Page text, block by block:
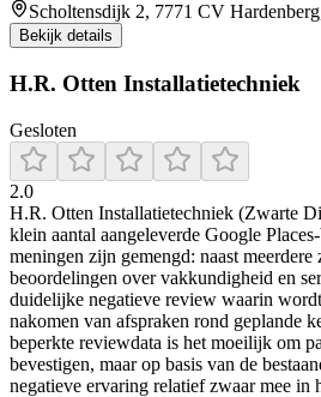
Scholtensdijk 2, 7771 CV
Bekijk details
H.R. Otten Installatietechniek
Gesloten
2.0
H.R. Otten Installatietechniek (Zwarte
klein aantal aangeleverde Google
meningen zijn gemengd: naast meerdere
beoordelingen over vakkundigheid en
duidelijke negatieve review waarin
nakomen van afspraken rond geplande
beperkte reviewdata is het moeilijk om
bevestigen, maar op basis van de
negatieve ervaring relatief zwaar mee in